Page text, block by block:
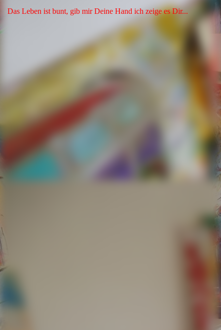
Das Leben ist bunt, gib mir Deine Hand ich zeige es Dir...